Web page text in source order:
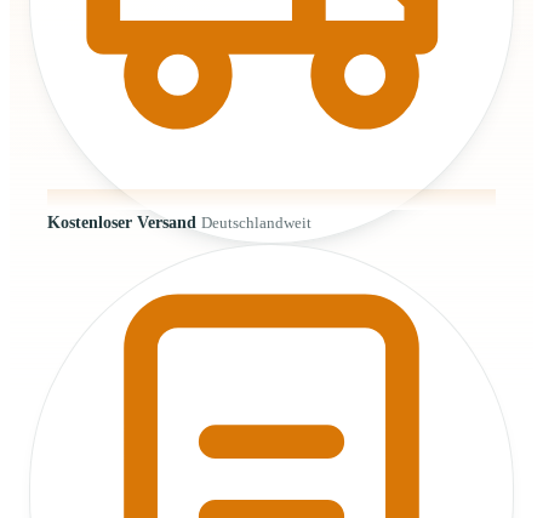
Kostenloser Versand Deutschlandweit